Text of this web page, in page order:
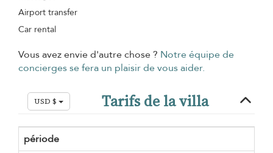
Airport transfer
Car rental
Vous avez envie d'autre chose ? Notre équipe de
concierges se fera un plaisir de vous aider.
USD $ Tarifs de la villa
période